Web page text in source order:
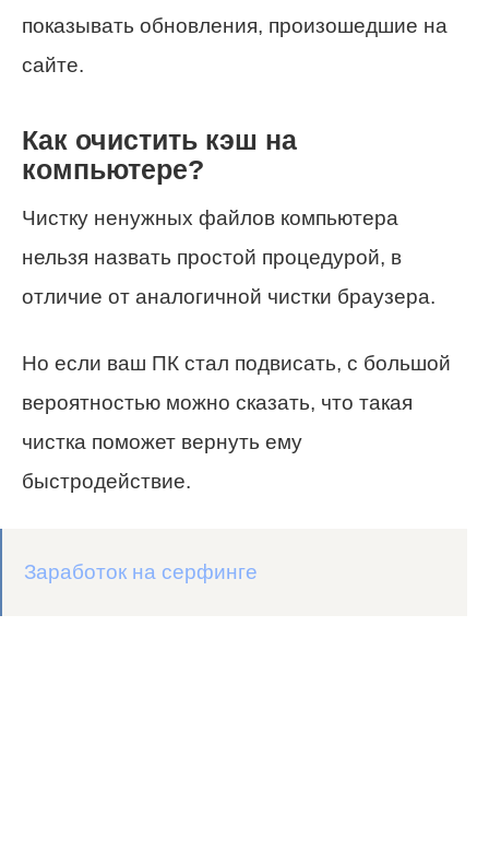
показывать обновления, произошедшие на
сайте.
Как очистить кэш на
компьютере?
Чистку ненужных файлов компьютера
нельзя назвать простой процедурой, в
отличие от аналогичной чистки браузера.
Но если ваш ПК стал подвисать, с большой
вероятностью можно сказать, что такая
чистка поможет вернуть ему
быстродействие.
Заработок на серфинге